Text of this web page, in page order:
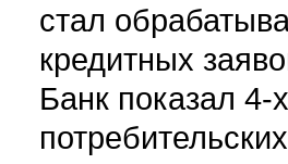
стал
кредитных
Банк показал 4-